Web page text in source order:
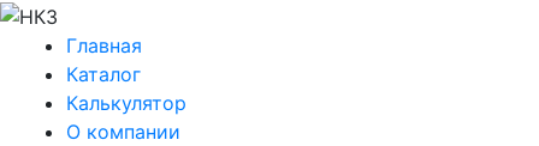
Главная
Каталог
Калькулятор
О компании